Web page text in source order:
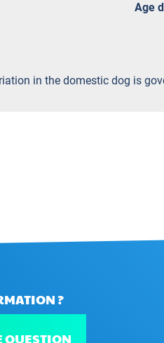
Age
in the domestic dog is
?
QUESTION